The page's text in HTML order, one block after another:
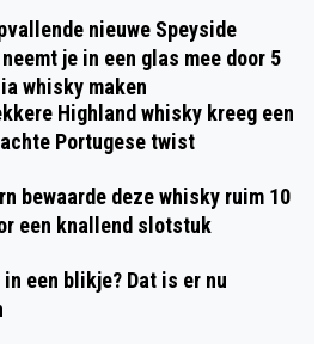
nieuwe Speyside
je in een glas mee door 5
whisky maken
Highland whisky kreeg een
Portugese twist
bewaarde deze whisky ruim 10
een knallend slotstuk
een blikje? Dat is er nu